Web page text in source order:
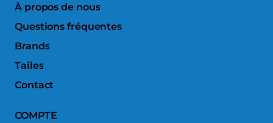
À propos de nous
Questions fréquentes
Brands
Tailes
Contact
COMPTE